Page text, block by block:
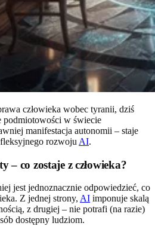
człowieka wobec tyranii, dziś
podmiotowości w świecie
manifestacja autonomii – staje
rozwoju AI.
– co zostaje z człowieka?
jest jednoznacznie odpowiedzieć, co
Z jednej strony, AI imponuje skalą
z drugiej – nie potrafi (na razie)
dostępny ludziom.